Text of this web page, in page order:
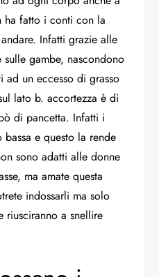
ha fatto i conti con la
Infatti grazie alle
gambe, nascondono
un eccesso di grasso
lato b. accortezza è di
di pancetta. Infatti i
e questo la rende
sono adatti alle donne
ma amate questa
indossarli ma solo
riusciranno a snellire